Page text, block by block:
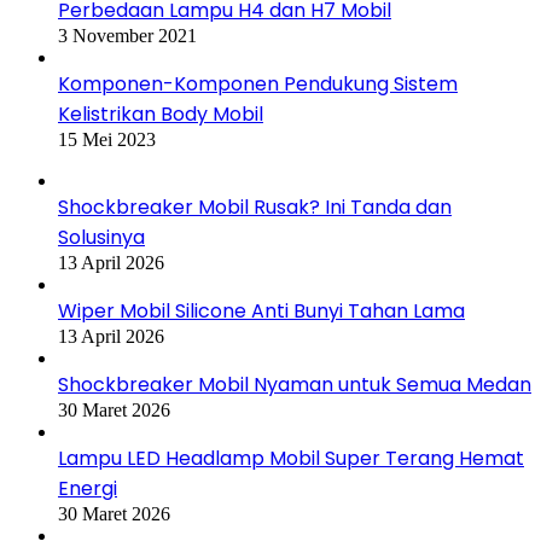
Perbedaan Lampu H4 dan H7 Mobil
3 November 2021
Komponen-Komponen Pendukung Sistem
Kelistrikan Body Mobil
15 Mei 2023
Shockbreaker Mobil Rusak? Ini Tanda dan
Solusinya
13 April 2026
Wiper Mobil Silicone Anti Bunyi Tahan Lama
13 April 2026
Shockbreaker Mobil Nyaman untuk Semua Medan
30 Maret 2026
Lampu LED Headlamp Mobil Super Terang Hemat
Energi
30 Maret 2026